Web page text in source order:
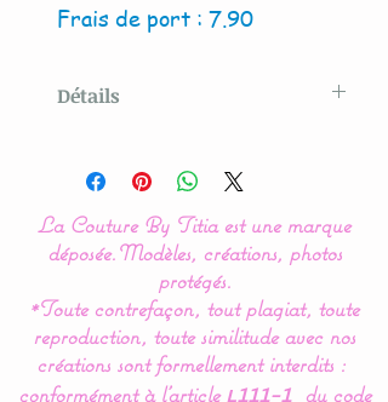
Frais de port : 7.90
Détails
By Titia
La présence de couleur
vives et formes
géométriques simples
permet à bébé de bien les
La Couture By Titia est une marque
déposée.Modèles, créations, photos
protégés.
*Toute contrefaçon, tout plagiat, toute
reproduction, toute similitude avec nos
créations sont formellement interdits :
conformémentà l’article L111-1 du code